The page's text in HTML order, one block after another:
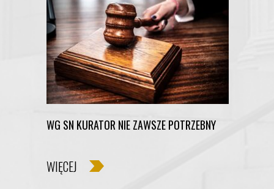
WG SN KURATOR NIE ZAWSZE POTRZEBNY
WIĘCEJ